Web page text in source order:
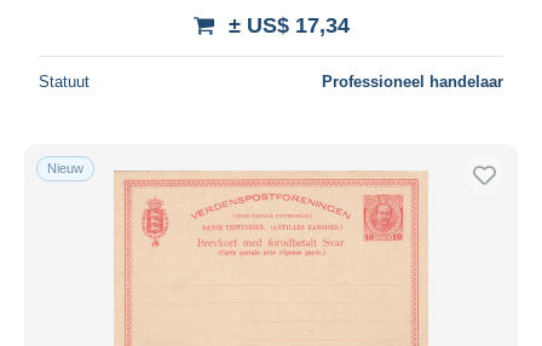
± US$ 17,34
Statuut Professioneel handelaar
Nieuw